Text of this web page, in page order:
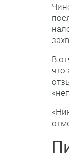
В
что